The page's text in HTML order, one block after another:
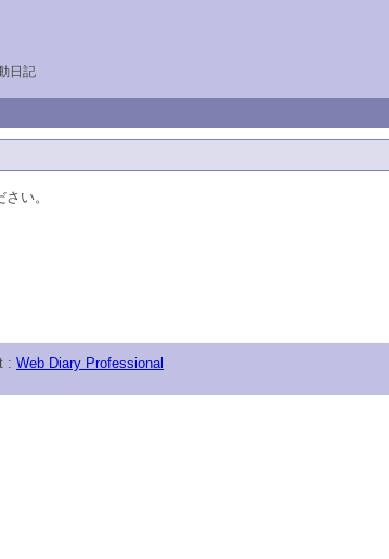
日記
い。
: Web Diary Professional